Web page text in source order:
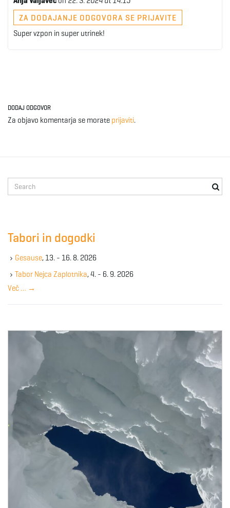
ZA DODAJANJE ODGOVORA SE PRIJAVITE
Super vzpon in super utrinek!
DODAJ ODGOVOR
Za objavo komentarja se morate prijaviti.
e
e
y
w
r
Tabori in dogodki
Gesause, 13. - 16. 8. 2026
Tabor Nejca Zaplotnika, 4. - 6. 9. 2026
Več … →